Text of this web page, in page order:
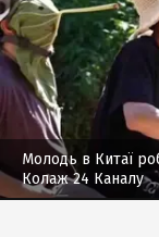
Молодь в Китаї
Колаж 24 Каналу